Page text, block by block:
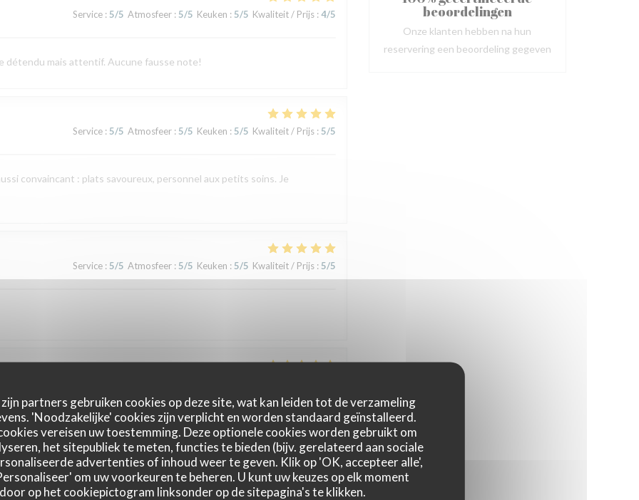
partners gebruiken cookies op deze site, wat kan leiden tot de verzameling
'Noodzakelijke' cookies zijn verplicht en worden standaard geïnstalleerd.
vereisen uw toestemming. Deze optionele cookies worden gebruikt om
het sitepubliek te meten, functies te bieden (bijv. gerelateerd aan sociale
advertenties of inhoud weer te geven. Klik op 'OK, accepteer alle',
om uw voorkeuren te beheren. U kunt uw keuzes op elk moment
op het cookiepictogram linksonder op de sitepagina's te klikken.
Service: 5/5 Atmosfeer: 5/5 Keuken : 5/5 Kwaliteit / Prijs: 4/5
détendu mais attentif. Aucune fausse note!
Service: 5/5 Atmosfeer: 5/5 Keuken : 5/5 Kwaliteit / Prijs: 5/5
convaincant : plats savoureux, personnel aux petits soins. Je
Service: 5/5 Atmosfeer: 5/5 Keuken : 5/5 Kwaliteit / Prijs: 5/5
Service:5/5 Atmosfeer: 5/5 Keuken: 5/5 Kwaliteit / Prijs:5/5
beoordelingen
Onze klanten hebben na hun
reservering een beoordeling gegeven